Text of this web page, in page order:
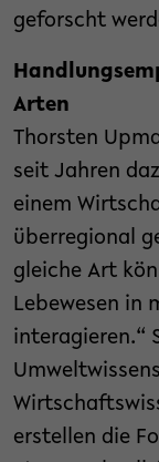
geforscht
Arten
Thorsten
seit Jahren
einem
überregional
gleiche Art
Lebewesen in
interagieren.“
erstellen die